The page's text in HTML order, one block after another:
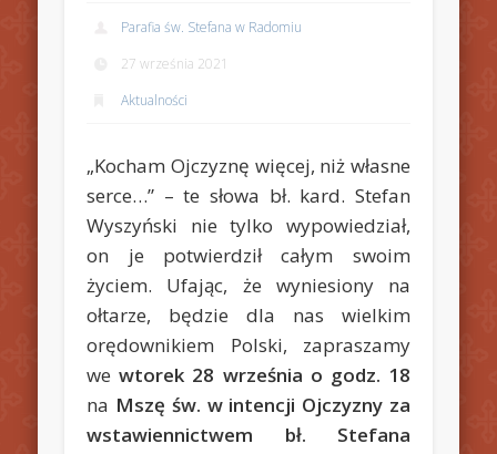
Parafia św. Stefana w Radomiu
27 września 2021
Aktualności
„Kocham Ojczyznę więcej, niż własne
serce…” – te słowa bł. kard. Stefan
Wyszyński nie tylko wypowiedział,
on je potwierdził całym swoim
życiem. Ufając, że wyniesiony na
ołtarze, będzie dla nas wielkim
orędownikiem Polski, zapraszamy
wewtorek 28 września o godz. 18
na Mszę św. w intencji Ojczyzny za
wstawiennictwem bł. Stefana